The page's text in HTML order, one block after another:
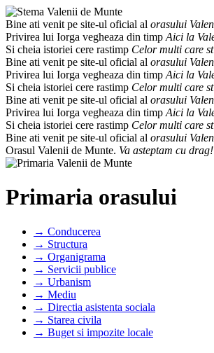
Bine ati venit pe site-ul oficial al orasului
Privirea lui Iorga vegheaza din timp Aici la
Si cheia istoriei cere rastimp Celor multi care
Bine ati venit pe site-ul oficial al orasului
Privirea lui Iorga vegheaza din timp Aici la
Si cheia istoriei cere rastimp Celor multi care
Bine ati venit pe site-ul oficial al orasului
Privirea lui Iorga vegheaza din timp Aici la
Si cheia istoriei cere rastimp Celor multi care
Bine ati venit pe site-ul oficial al orasului
Orasul Valenii de Munte. Va asteptam cu drag!
Primaria orasului
→ Conducerea
→ Structura
→ Organigrama
→ Servicii publice
→ Urbanism
→ Mediu
→ Directia asistenta sociala
→ Starea civila
→ Buget si impozite locale